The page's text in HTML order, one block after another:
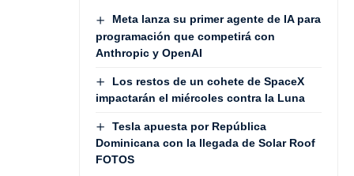
Meta lanza su primer agente de IA para
programación que competirá con
Anthropic y OpenAI
Los restos de un cohete de SpaceX
impactarán el miércoles contra la Luna
Tesla apuesta por República
Dominicana con la llegada de Solar Roof
FOTOS